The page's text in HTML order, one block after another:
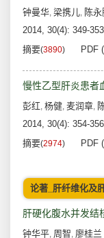
钟曼华, 梁携儿, 陈永
2014, 30(4): 349-
摘要(3890) PDF
慢性乙型肝炎患者
彭红, 杨健, 麦润章,
2014, 30(4): 354-
摘要(2974) PDF
论著_肝纤维化及
肝硬化腹水并发结
钟华平, 周智, 廖桂兰